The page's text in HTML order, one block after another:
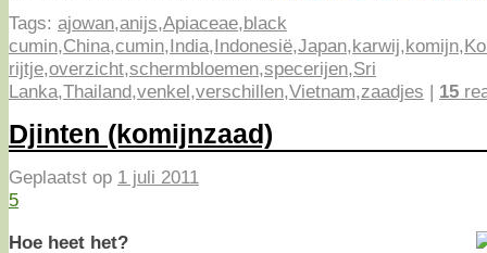
Tags: ajowan,anijs,Apiaceae,black
cumin,China,cumin,India,Indonesië,Japan,karwij,komijn,
rijtje,overzicht,schermbloemen,specerijen,Sri
Lanka,Thailand,venkel,verschillen,Vietnam,zaadjes | 15
Djinten (komijnzaad)
Geplaatst op 1 juli 2011
5
Hoe heet het?